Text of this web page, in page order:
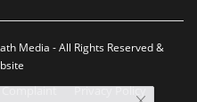
Media - All Rights Reserved &
Complaint Privacy Policy